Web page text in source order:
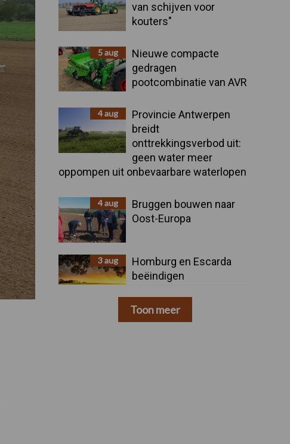
van schijven voor
kouters"
5 aug
Nieuwe compacte
gedragen
pootcombinatie van AVR
4 aug
Provincie Antwerpen
breidt
onttrekkingsverbod uit:
geen water meer
oppompen uit onbevaarbare waterlopen
4 aug
Bruggen bouwen naar
Oost-Europa
3 aug
Homburg en Escarda
beëindigen
Toon meer